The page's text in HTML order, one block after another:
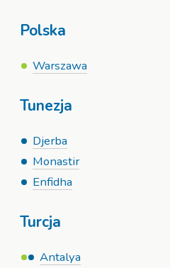
Polska
Warszawa
Tunezja
Djerba
Monastir
Enfidha
Turcja
Antalya